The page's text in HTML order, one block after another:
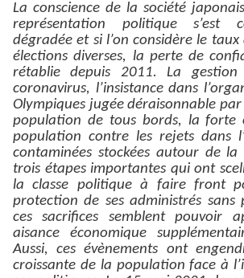
La conscience de la société
représentation politique s’est
dégradée et si l’on considère le taux
élections diverses, la perte de
rétablie depuis 2011. La
coronavirus, l’insistance dans
Olympiques jugée déraisonnable
population de tous bords, la forte
population contre les rejets dans
contaminées stockées autour de
trois étapes importantes qui ont
la classe politique à faire front
protection de ses administrés
ces sacrifices semblent pouvoir
aisance économique
Aussi, ces évènements ont
croissante de la population face à